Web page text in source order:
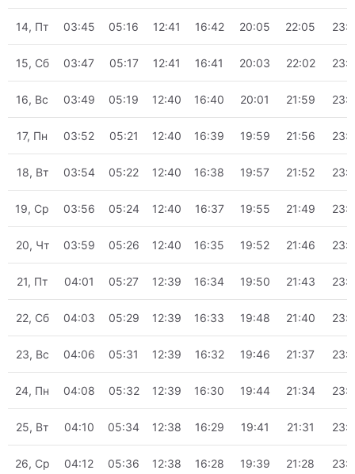
14, Пт 03:45 05:16 12:41 16:42 20:05 22:05
15, Сб 03:47 05:17 12:41 16:41 20:03 22:02
16, Вс 03:49 05:19 12:40 16:40 20:01 21:59
17, Пн 03:52 05:21 12:40 16:39 19:59 21:56
18, Вт 03:54 05:22 12:40 16:38 19:57 21:52
19, Ср 03:56 05:24 12:40 16:37 19:55 21:49
20, Чт 03:59 05:26 12:40 16:35 19:52 21:46
21, Пт 04:01 05:27 12:39 16:34 19:50 21:43
22, Сб 04:03 05:29 12:39 16:33 19:48 21:40
23, Вс 04:06 05:31 12:39 16:32 19:46 21:37
24, Пн 04:08 05:32 12:39 16:30 19:44 21:34
25, Вт 04:10 05:34 12:38 16:29 19:41 21:31
26, Ср 04:12 05:36 12:38 16:28 19:39 21:28